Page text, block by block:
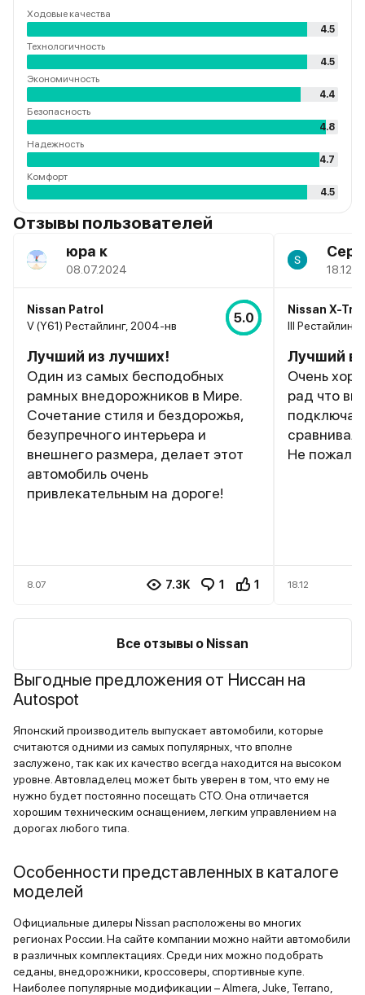
Ходовые качества
4.5
Технологичность
4.5
Экономичность
4.4
Безопасность
4.8
Надежность
4.7
Комфорт
4.5
Отзывы пользователей
юра к
08.07.2024
Nissan Patrol
V (Y61) Рестайлинг, 2004-нв
5.0
Лучший из лучших!
Один из самых бесподобных
рамных внедорожников в Мире.
Сочетание стиля и бездорожья,
безупречного интерьера и
внешнего размера, делает этот
автомобиль очень
привлекательным на дороге!
8.07 7.3K 1 1
Nissan X-
III
Лучший в
Очень
рад что
сравнивал
Не
18.12
Все отзывы о Nissan
Выгодные предложения от Ниссан на
Autospot
Японский производитель выпускает автомобили, которые
считаются одними из самых популярных, что вполне
заслужено, так как их качество всегда находится на высоком
уровне. Автовладелец может быть уверен в том, что ему не
нужно будет постоянно посещать СТО. Она отличается
хорошим техническим оснащением, легким управлением на
дорогах любого типа.
Особенности представленных в каталоге
моделей
Официальные дилеры Nissan расположены во многих
регионах России. На сайте компании можно найти автомобили
в различных комплектациях. Среди них можно подобрать
седаны, внедорожники, кроссоверы, спортивные купе.
Наиболее популярные модификации – Almera, Juke, Terrano,